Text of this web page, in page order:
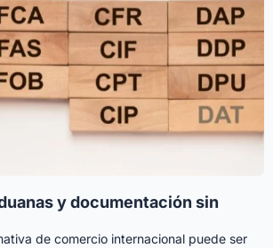
y documentación sin
de comercio internacional puede ser